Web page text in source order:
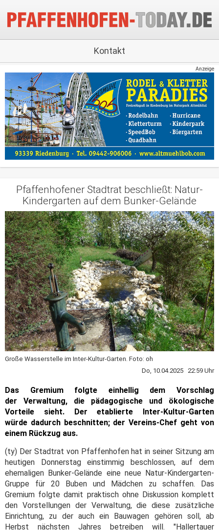
Kontakt
Anzeige
Pfaffenhofener Stadtrat beschließt: Natur-
Kindergarten auf dem Bunker-Gelände
Große Wasserstelle im Inter-Kultur-Garten. Foto: oh
Do, 10.04.2025 22:59 Uhr
Das Gremium folgte einhellig dem Vorschlag
der Verwaltung, die pädagogische und ökologische
Vorteile sieht. Der etablierte Inter-Kultur-Garten
würde dadurch beschnitten; der Vereins-Chef geht von
einem Rückzug aus.
(ty) Der Stadtrat von Pfaffenhofen hat in seiner Sitzung am
heutigen Donnerstag einstimmig beschlossen, auf dem
ehemaligen Bunker-Gelände eine neue Natur-Kindergarten-
Gruppe für 20 Buben und Mädchen zu schaffen. Das
Gremium folgte damit praktisch ohne Diskussion komplett
den Vorstellungen der Verwaltung, die diese zusätzliche
Einrichtung, zu der auch ein Bauwagen gehören soll, ab
Herbst nächsten Jahres betreiben will. "Hallertauer